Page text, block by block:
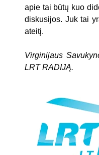
apie tai būtų kuo
diskusijos. Juk tai
ateitį.
Virginijaus
LRT RADIJĄ.